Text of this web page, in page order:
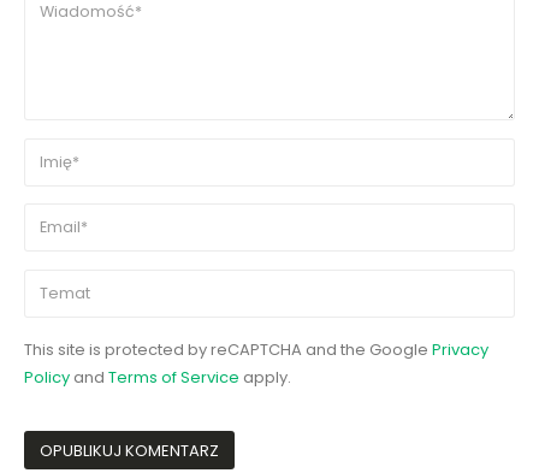
This site is protected by reCAPTCHA and the Google Privacy
Policy and Terms of Service apply.